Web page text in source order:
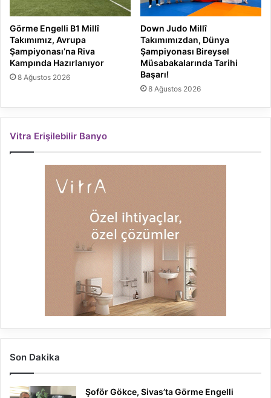
Görme Engelli B1 Millî
Takımımız, Avrupa
Şampiyonası’na Riva
Kampında Hazırlanıyor
8 Ağustos 2026
Down Judo Millî
Takımımızdan, Dünya
Şampiyonası Bireysel
Müsabakalarında Tarihi
Başarı!
8 Ağustos 2026
Vitra Erişilebilir Banyo
Son Dakika
Şoför Gökce, Sivas’ta Görme Engelli